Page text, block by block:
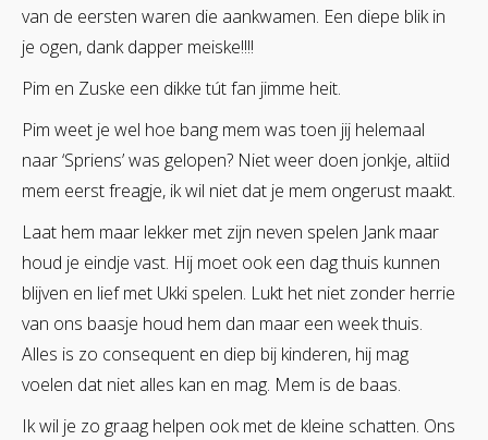
van de eersten waren die aankwamen. Een diepe blik in
je ogen, dank dapper meiske!!!!
Pim en Zuske een dikke tút fan jimme heit.
Pim weet je wel hoe bang mem was toen jij helemaal
naar ‘Spriens’ was gelopen? Niet weer doen jonkje, altiid
mem eerst freagje, ik wil niet dat je mem ongerust maakt.
Laat hem maar lekker met zijn neven spelen Jank maar
houd je eindje vast. Hij moet ook een dag thuis kunnen
blijven en lief met Ukki spelen. Lukt het niet zonder herrie
van ons baasje houd hem dan maar een week thuis.
Alles is zo consequent en diep bij kinderen, hij mag
voelen dat niet alles kan en mag. Mem is de baas.
Ik wil je zo graag helpen ook met de kleine schatten. Ons